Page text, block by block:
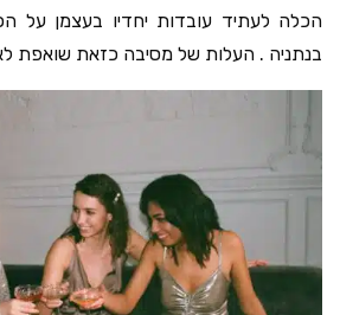
הכלה לעתיד עובדות יחדיו בעצמן על
בנתניה . העלות של מסיבה כזאת שואפת